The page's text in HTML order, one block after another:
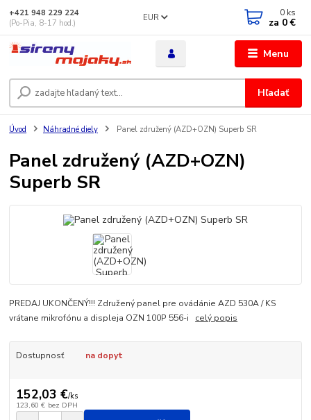
Menu
EUR
Hľadať
+421 948 229 224
(Po-Pia, 8-17 hod.)
0 ks
za 0 €
Úvod Náhradné diely Panel združený (AZD+OZN) Superb SR
Panel združený (AZD+OZN)
Superb SR
PREDAJ UKONČENÝ!!! Združený panel pre ovádánie AZD 530A / KS
vrátane mikrofónu a displeja OZN 100P 556-i celý popis
Dostupnosť na dopyt
152,03 €/ks
123,60 € bez DPH